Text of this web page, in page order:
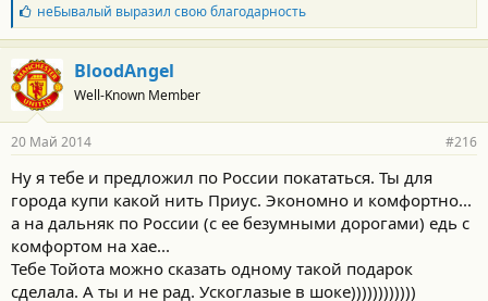
Б
л
а
г
о
д
а
н
с
т
и
неБывалый выразил свою благодарность
BloodAngel
Well-Known Member
20 Май 2014 #216
Ну я тебе и предложил по России покататься. Ты для
города купи какой нить Приус. Экономно и комфортно...
а на дальняк по России (с ее безумными дорогами) едь с
комфортом на хае...
Тебе Тойота можно сказать одному такой подарок
сделала. А ты и не рад. Ускоглазые в шоке))))))))))))